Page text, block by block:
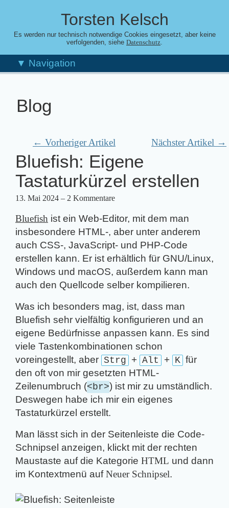
Torsten Kelsch
Es werden nur technisch notwendige Cookies eingesetzt, aber keine
verfolgenden, siehe Datenschutz.
▼ Navigation
Blog
← Vorheriger Artikel Nächster Artikel →
Bluefish: Eigene
Tastaturkürzel erstellen
13. Mai 2024 – 2 Kommentare
Bluefish ist ein Web-Editor, mit dem man
insbesondere HTML-, aber unter anderem
auch CSS-, JavaScript- und PHP-Code
erstellen kann. Er ist erhältlich für GNU/Linux,
Windows und macOS, außerdem kann man
auch den Quellcode selber kompilieren.
Was ich besonders mag, ist, dass man
Bluefish sehr vielfältig konfigurieren und an
eigene Bedürfnisse anpassen kann. Es sind
viele Tastenkombinationen schon
voreingestellt, aber Strg + Alt + K für
den oft von mir gesetzten HTML-
Zeilenumbruch (<br>) ist mir zu umständlich.
Deswegen habe ich mir ein eigenes
Tastaturkürzel erstellt.
Man lässt sich in der Seitenleiste die Code-
Schnipsel anzeigen, klickt mit der rechten
Maustaste auf die Kategorie HTML und dann
im Kontextmenü aufNeuer Schnipsel.